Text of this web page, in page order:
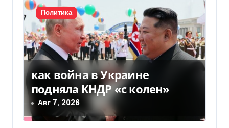
Политика
как война в Украине
подняла КНДР «с колен»
Авг 7, 2026